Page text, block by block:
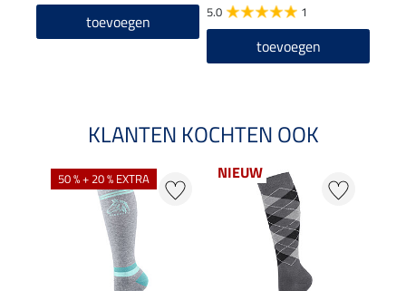
toevoegen 5.0 1
toevoegen
KLANTEN KOCHTEN OOK
50 % + 20 % EXTRA NIEUW